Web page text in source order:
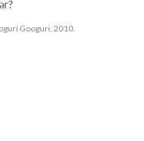
Googuri, 2010.